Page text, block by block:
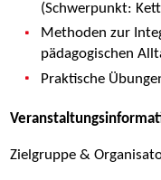
(Schwerpunkt:
Methoden zur
pädagogischen
Praktische
Zielgruppe &